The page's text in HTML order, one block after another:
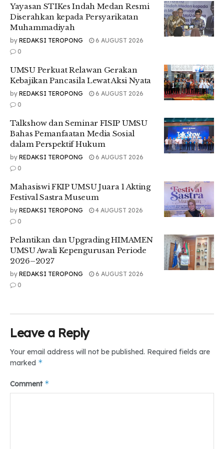
ujarnya.
Selama acara berlangsung, Andreas bersama membahas
mengenai bagaimana cara untuk seseorang agar dapat
beropini dengan aman melalui media sosial tanpa perlu
Menurut Andreas sendiri, hal tersebut dapat diatasi dengan
lebih mengetahui dunia jurnalisme. Disaat yang bersamaan
Andreas juga berpendapat bahwa negara kita ini masih
Article.
Andreas juga menyampaikan jika pendapatnya mengenai
UU ITE. “Politisi kita itu cenderung setuju bila orang
memfitnah atau kabar bohong atau ‘menodai agama’
dihukum penjara. Politisi kita juga takut untuk menghapus
pasal-pasal itu,” tuturnya.
Tr : Choirun Anisah
Yayasan STIKes Indah Medan Resmi
Diserahkan kepada Persyarikatan
Muhammadiyah
by REDAKSI TEROPONG
6 AUGUST 2026
0
UMSU Perkuat Relawan Gerakan
Kebajikan Pancasila Lewat Aksi Nyata
by REDAKSI TEROPONG
6 AUGUST 2026
0
Talkshow dan Seminar FISIP UMSU
Bahas Pemanfaatan Media Sosial
dalam Perspektif Hukum
by REDAKSI TEROPONG
6 AUGUST 2026
0
Mahasiswi FKIP UMSU Juara 1 Akting
Festival Sastra Museum
by REDAKSI TEROPONG
4 AUGUST 2026
0
Pelantikan dan Upgrading HIMAMEN
UMSU Awali Kepengurusan Periode
2026–2027
by REDAKSI TEROPONG
6 AUGUST 2026
0
Leave a Reply
Your email address will not be published. Required fields are
marked *
Comment *